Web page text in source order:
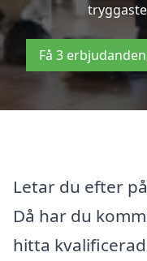
Få 3
Letar du efter
Då har du
hitta